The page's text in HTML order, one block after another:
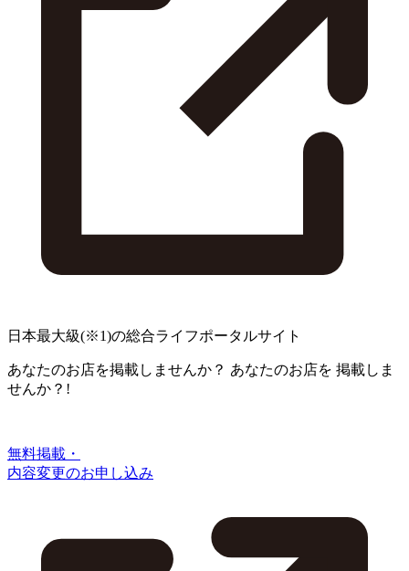
日本最大級(※1)の総合ライフポータルサイト
あなたのお店を掲載しませんか？ あなたのお店を 掲載しま
せんか？!
無料掲載・
内容変更のお申し込み